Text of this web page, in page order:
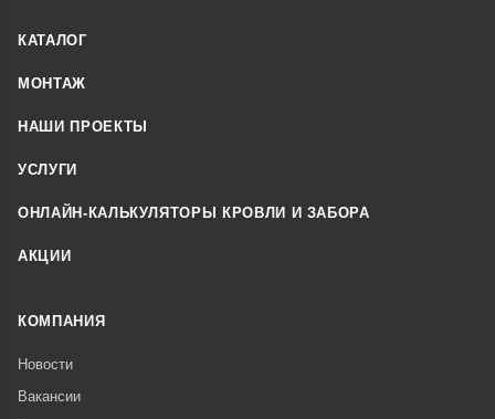
КАТАЛОГ
МОНТАЖ
НАШИ ПРОЕКТЫ
УСЛУГИ
ОНЛАЙН-КАЛЬКУЛЯТОРЫ КРОВЛИ И ЗАБОРА
АКЦИИ
КОМПАНИЯ
Новости
Вакансии